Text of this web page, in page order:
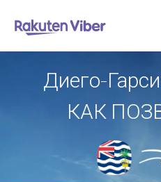
Диего-
КАК